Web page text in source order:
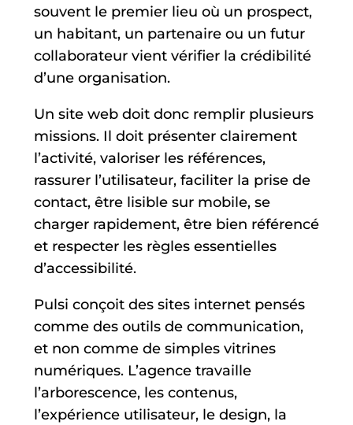
souvent le premier lieu où un prospect,
un habitant, un partenaire ou un futur
collaborateur vient vérifier la crédibilité
d’une organisation.
Un site web doit donc remplir plusieurs
missions. Il doit présenter clairement
l’activité, valoriser les références,
rassurer l’utilisateur, faciliter la prise de
contact, être lisible sur mobile, se
charger rapidement, être bien référencé
et respecter les règles essentielles
d’accessibilité.
Pulsi conçoit des sites internet pensés
comme des outils de communication,
et non comme de simples vitrines
numériques. L’agence travaille
l’arborescence, les contenus,
l’expérience utilisateur, le design, la